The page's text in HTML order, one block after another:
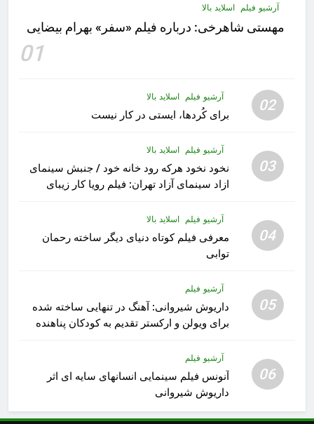
آرشیو فیلم اسلاید بالا
مهستى شاهرخى:‌ درباره فيلم «سفر» بهرام بیضایی
01
02 آرشیو فیلم اسلاید بالا
برای کُردها، ایستی در کار نیست
03
آرشیو فیلم اسلاید بالا
نخود نخود هرکه رود خانه خود / جنبش سینمای
ازاد سینمای آزاد تهران: فیلم رویا کار زیبای
04
آرشیو فیلم اسلاید بالا
معرفی فیلم کوتاه دنیای دیگر ساخته رحمان
توابی
05
آرشیو فیلم
داریوش شیروانی: آهنگ در تنهایی ساخته شده
برای ویولن و ارکستر تقدیم به کودکان پناهنده
06
آرشیو فیلم
آنونس فیلم سینمایی انسانهای سایه ای اثر
داریوش شیروانی